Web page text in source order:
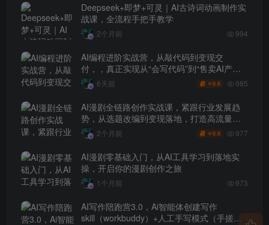
Deepseek+即梦+可灵｜AI古诗词动画制作实
战课，全流程手把手教学
2个月前 994
AI编程进阶实战营，从敲代码到变现交
付，，真正实现从“会写代码”到“售卖AI产品
盈利”的跨越
6天前 ￥6.6 985
AI漫剧全链路创作实战课，紧跟行业发展趋
势，从选题改编到变现落地，打造高流量优
质作品2个月前 ￥6.6 977
AI漫剧零基础入门，从AI工具学习到落地实
操，开启你的漫剧创作之旅
1个月前 973
AI写作陪跑营3.0，Ai智能体创建写作
skill（workbuddy）+人工手写模式（手搓模